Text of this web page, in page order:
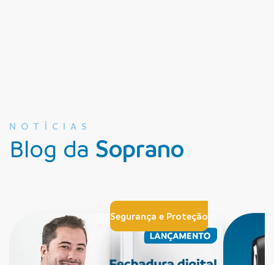
NOTÍCIAS
Blog da Soprano
Segurança e Proteção